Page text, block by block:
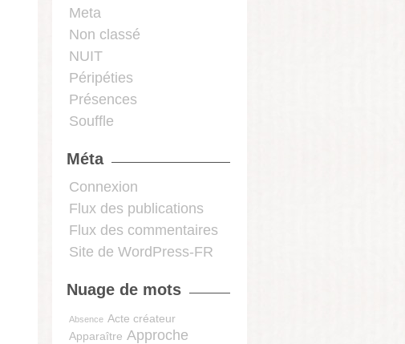
Meta
Non classé
NUIT
Péripéties
Présences
Souffle
Méta
Connexion
Flux des publications
Flux des commentaires
Site de WordPress-FR
Nuage de mots
Absence Acte créateur
Apparaître Approche